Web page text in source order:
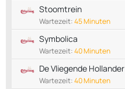
Stoomtrein
Wartezeit:45 Minuten
Symbolica
Wartezeit:40 Minuten
De Vliegende Hollander
Wartezeit:40 Minuten